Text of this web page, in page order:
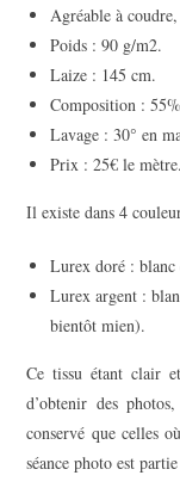
Agréable à
Poids : 90 g/m2.
Laize : 145 cm.
Composition :
Lavage : 30° en
Prix : 25€ le mètre.
Il existe dans 4
Lurex doré : blanc
Lurex argent :
bientôt mien).
Ce tissu étant clair
d’obtenir des
conservé que celles
séance photo est